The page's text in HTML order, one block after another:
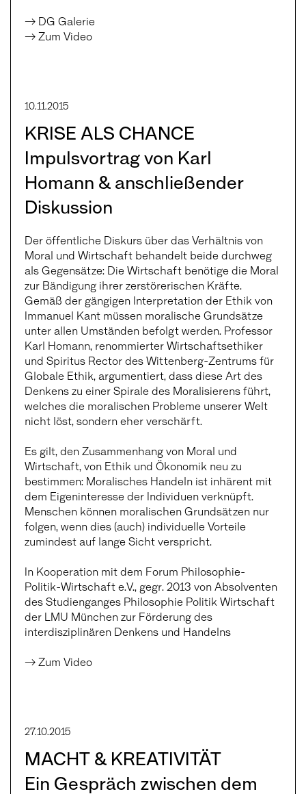
→ DG Galerie
→ Zum Video
10.11.2015
KRISE ALS CHANCE
Impulsvortrag von Karl
Homann & anschließender
Diskussion
Der öffentliche Diskurs über das Verhältnis von
Moral und Wirtschaft behandelt beide durchweg
als Gegensätze: Die Wirtschaft benötige die Moral
zur Bändigung ihrer zerstörerischen Kräfte.
Gemäß der gängigen Interpretation der Ethik von
Immanuel Kant müssen moralische Grundsätze
unter allen Umständen befolgt werden. Professor
Karl Homann, renommierter Wirtschaftsethiker
und Spiritus Rector des Wittenberg-Zentrums für
Globale Ethik, argumentiert, dass diese Art des
Denkens zu einer Spirale des Moralisierens führt,
welches die moralischen Probleme unserer Welt
nicht löst, sondern eher verschärft.
Es gilt, den Zusammenhang von Moral und
Wirtschaft, von Ethik und Ökonomik neu zu
bestimmen: Moralisches Handeln ist inhärent mit
dem Eigeninteresse der Individuen verknüpft.
Menschen können moralischen Grundsätzen nur
folgen, wenn dies (auch) individuelle Vorteile
zumindest auf lange Sicht verspricht.
In Kooperation mit dem Forum Philosophie-
Politik-Wirtschaft e.V., gegr. 2013 von Absolventen
des Studienganges Philosophie Politik Wirtschaft
der LMU München zur Förderung des
interdisziplinären Denkens und Handelns
→ Zum Video
27.10.2015
MACHT & KREATIVITÄT
Ein Gespräch zwischen dem